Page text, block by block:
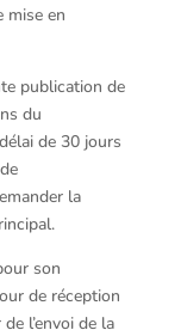
mise en
publication de
du
de 30 jours
la
son
de réception
l’envoi de la